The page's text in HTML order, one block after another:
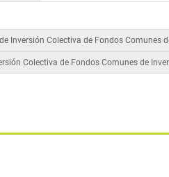
Inversión Colectiva de Fondos Comunes
Colectiva de Fondos Comunes de